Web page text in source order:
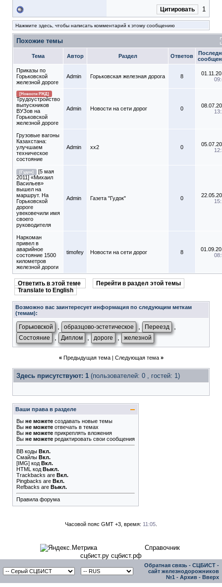
Цитировать 1
Нажмите здесь, чтобы написать комментарий к этому сообщению
Похожие темы
Тема Автор Раздел Ответов
Приказы по
Горьковской
железной дороге
Admin Горьковская железная дорога 8
[Новости РЖД]
Трудоустройство
выпускников
ВУЗов на
Горьковской
железной дороге
Admin Новости на сети дорог 0
Грузовые вагоны
Казахстана:
улучшаем
техническое
состояние
Admin xx2 0
[Гудок]
[5 мая
2011] «Михаил
Васильев»
вышел на
маршрут. На
Горьковской
дороге
увековечили имя
своего
руководителя
Admin Газета "Гудок" 0
Наркоман
привел в
аварийное
состояние 1500
километров
железной дороги
timofey Новости на сети дорог 8
Ответить в этой теме
Перейти в раздел этой темы
Translate to English
Возможно вас заинтересует информация по следующим меткам
(темам):
Горьковской образцово-эстетическое Переезд
Состояние , Диплом , дороге , железной
« Предыдущая тема| Следующая тема »
Здесь присутствуют: 1 (пользователей: 0 , гостей: 1)
Ваши права в разделе
Вы не можете создавать новые темы
Вы не можете отвечать в темах
Вы не можете прикреплять вложения
Вы не можете редактировать свои сообщения
BB коды Вкл.
Смайлы Вкл.
[IMG] код Вкл.
HTML код Выкл.
Trackbacks are Вкл.
Pingbacks are Вкл.
Refbacks are Выкл.
Правила форума
Часовой пояс GMT +3, время: 11:05
Справочник
сцбист.ру сцбист.рф
Обратная связь - СЦБИСТ -
сайт железнодорожников
№1 - Архив - Вверх